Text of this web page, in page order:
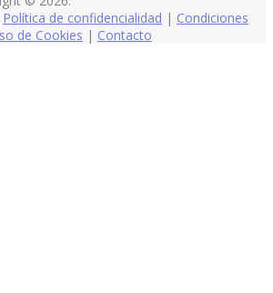
Política de confidencialidad | Condiciones
de Cookies | Contacto